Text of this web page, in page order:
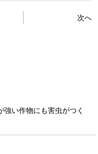
次へ
い作物にも害虫がつく